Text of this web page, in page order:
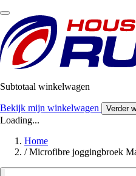
Subtotaal winkelwagen
Bekijk mijn winkelwagen Verder
Loading...
Home
/ Microfibre joggingbroek